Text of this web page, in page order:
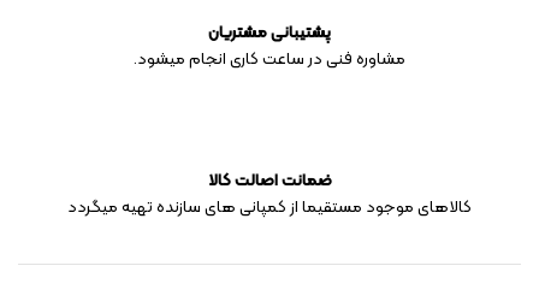
پشتیبانی مشتریان
مشاوره فنی در ساعت کاری انجام میشود.
ضمانت اصالت کالا
کالاهای موجود مستقیما از کمپانی های سازنده تهیه میگردد